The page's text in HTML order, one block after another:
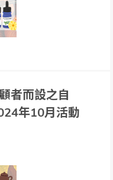
者而設之自
年10月活動